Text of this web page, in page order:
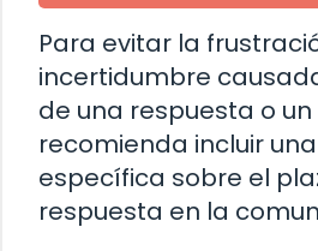
Para evitar la
incertidumbre
de una respuesta o
recomienda incluir
específica sobre el
respuesta en la